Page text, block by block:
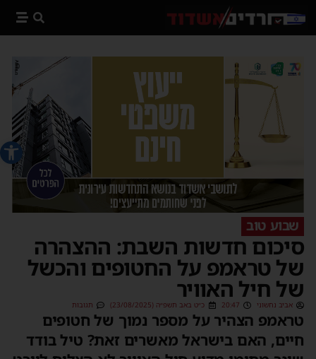
פתח
שבוע טוב
סיכום חדשות השבת: ההצהרה
של טראמפ על החטופים והכשל
של חיל האוויר
אביב נחשוני 20:47 כ״ט באב תשפ״ה (23/08/2025) תגובות
טראמפ הצהיר על מספר נמוך של חטופים
חיים, האם בישראל מאשרים זאת? טיל בודד